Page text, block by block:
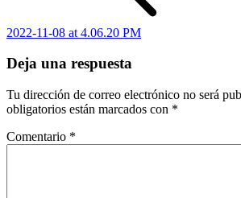
2022-11-08 at 4.06.20 PM
Deja una respuesta
Tu dirección de correo electrónico no será
obligatorios están marcados con *
Comentario *